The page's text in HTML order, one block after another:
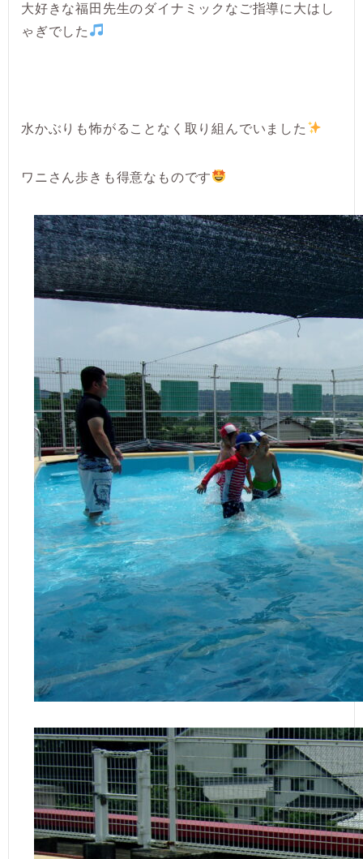
大好きな福田先生のダイナミックなご指導に大はし
ゃぎでした
水かぶりも怖がることなく取り組んでいました
ワニさん歩きも得意なものです